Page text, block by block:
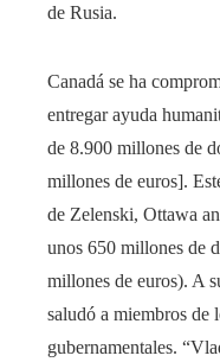
de Rusia.
Canadá se ha
entregar ayuda
de 8.900 millones de
millones de euros].
de Zelenski, Ottawa
unos 650 millones de
millones de euros). A
saludó a miembros de
gubernamentales.